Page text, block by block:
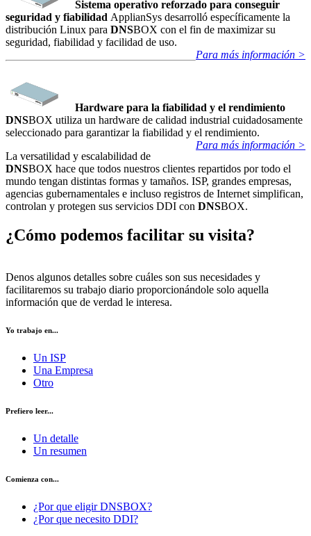
Sistema operativo reforzado para conseguir
seguridad y fiabilidad ApplianSys desarrolló específicamente la
distribución Linux para DNSBOX con el fin de maximizar su
seguridad, fiabilidad y facilidad de uso.
Para más información >
Hardware para la fiabilidad y el rendimiento
DNSBOX utiliza un hardware de calidad industrial cuidadosamente
seleccionado para garantizar la fiabilidad y el rendimiento.
Para más información >
La versatilidad y escalabilidad de
DNSBOX hace que todos nuestros clientes repartidos por todo el
mundo tengan distintas formas y tamaños. ISP, grandes empresas,
agencias gubernamentales e incluso registros de Internet simplifican,
controlan y protegen sus servicios DDI con DNSBOX.
¿Cómo podemos facilitar su visita?
Denos algunos detalles sobre cuáles son sus necesidades y
facilitaremos su trabajo diario proporcionándole solo aquella
información que de verdad le interesa.
Yo trabajo en...
Un ISP
Una Empresa
Otro
Prefiero leer...
Un detalle
Un resumen
Comienza con...
¿Por que eligir DNSBOX?
¿Por que necesito DDI?